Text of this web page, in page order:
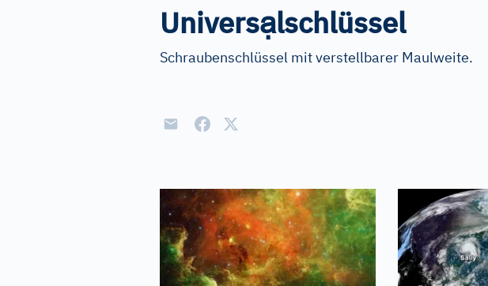
Universạlschlüssel
Schraubenschlüssel mit verstellbarer Maulweite.